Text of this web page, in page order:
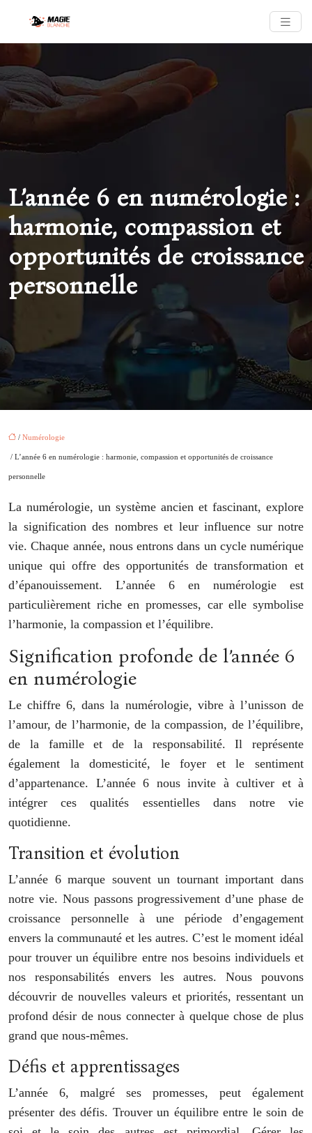
L’année 6 en numérologie :
harmonie, compassion et
opportunités de croissance
personnelle
/ Numérologie
/ L’année 6 en numérologie : harmonie, compassion et opportunités de croissance
personnelle
La numérologie, un système ancien et fascinant, explore
la signification des nombres et leur influence sur notre
vie. Chaque année, nous entrons dans un cycle numérique
unique qui offre des opportunités de transformation et
d’épanouissement. L’année 6 en numérologie est
particulièrement riche en promesses, car elle symbolise
l’harmonie, la compassion et l’équilibre.
Signification profonde de l’année 6
en numérologie
Le chiffre 6, dans la numérologie, vibre à l’unisson de
l’amour, de l’harmonie, de la compassion, de l’équilibre,
de la famille et de la responsabilité. Il représente
également la domesticité, le foyer et le sentiment
d’appartenance. L’année 6 nous invite à cultiver et à
intégrer ces qualités essentielles dans notre vie
quotidienne.
Transition et évolution
L’année 6 marque souvent un tournant important dans
notre vie. Nous passons progressivement d’une phase de
croissance personnelle à une période d’engagement
envers la communauté et les autres. C’est le moment idéal
pour trouver un équilibre entre nos besoins individuels et
nos responsabilités envers les autres. Nous pouvons
découvrir de nouvelles valeurs et priorités, ressentant un
profond désir de nous connecter à quelque chose de plus
grand que nous-mêmes.
Défis et apprentissages
L’année 6, malgré ses promesses, peut également
présenter des défis. Trouver un équilibre entre le soin de